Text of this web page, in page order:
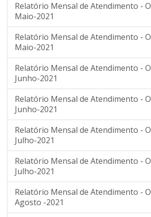
Relatório Mensal de Atendimento -
Maio-2021
Relatório Mensal de Atendimento -
Maio-2021
Relatório Mensal de Atendimento -
Junho-2021
Relatório Mensal de Atendimento -
Junho-2021
Relatório Mensal de Atendimento -
Julho-2021
Relatório Mensal de Atendimento -
Julho-2021
Relatório Mensal de Atendimento -
Agosto -2021